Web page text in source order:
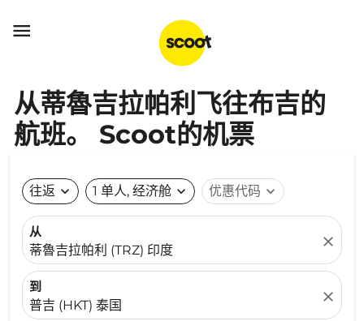

从蒂魯吉拉帕利飞往布吉的
航班。 Scoot的机票
往返 expand_more 1 单人, 经济舱 expand_more 优惠代码 expand_more
从
蒂魯吉拉帕利 (TRZ) 印度
close
到
普吉 (HKT) 泰国
close